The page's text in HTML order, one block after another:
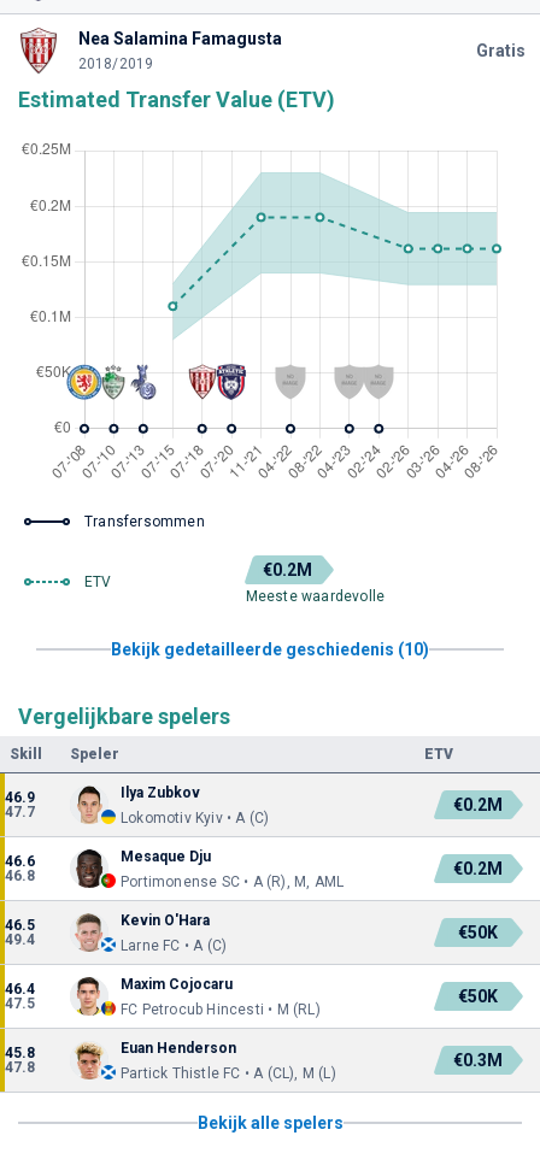
Nea Salamina Famagusta
2018/2019
Gratis
Estimated Transfer Value (ETV)
Transfersommen
ETV
€0.2M
Meeste waardevolle
Bekijk gedetailleerde geschiedenis (10)
Vergelijkbare spelers
Skill Speler ETV
46.9
47.7
Ilya Zubkov
Lokomotiv Kyiv • A (C)
€0.2M
46.6
46.8
Mesaque Dju
Portimonense SC • A (R), M, AML
€0.2M
46.5
49.4
Kevin O'Hara
Larne FC • A (C)
€50K
46.4
47.5
Maxim Cojocaru
FC Petrocub Hincesti • M (RL)
€50K
45.8
47.8
Euan Henderson
Partick Thistle FC • A (CL), M (L)
€0.3M
Bekijk alle spelers